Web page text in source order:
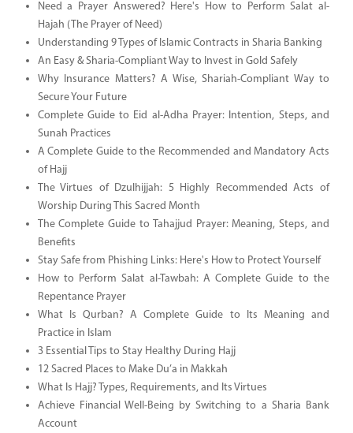
Need a Prayer Answered? Here's How to Perform Salat al-
Hajah (The Prayer of Need)
Understanding 9 Types of Islamic Contracts in Sharia Banking
An Easy & Sharia-Compliant Way to Invest in Gold Safely
Why Insurance Matters? A Wise, Shariah-Compliant Way to
Secure Your Future
Complete Guide to Eid al-Adha Prayer: Intention, Steps, and
Sunah Practices
A Complete Guide to the Recommended and Mandatory Acts
of Hajj
The Virtues of Dzulhijjah: 5 Highly Recommended Acts of
Worship During This Sacred Month
The Complete Guide to Tahajjud Prayer: Meaning, Steps, and
Benefits
Stay Safe from Phishing Links: Here's How to Protect Yourself
How to Perform Salat al-Tawbah: A Complete Guide to the
Repentance Prayer
What Is Qurban? A Complete Guide to Its Meaning and
Practice in Islam
3 Essential Tips to Stay Healthy During Hajj
12 Sacred Places to Make Du’a in Makkah
What Is Hajj? Types, Requirements, and Its Virtues
Achieve Financial Well-Being by Switching to a Sharia Bank
Account